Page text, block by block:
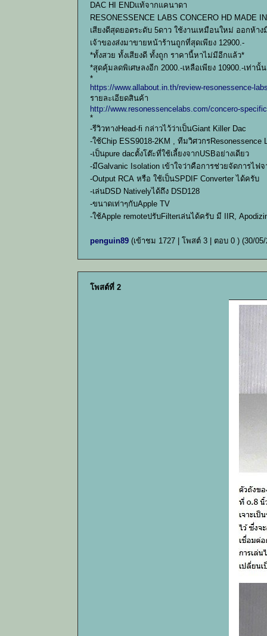
DAC HI ENDแท้จากแคนาดา
RESONESSENCE LABS CONCERO HD MADE
เสียงดีสุดยอดระดับ 5ดาว ใช้งานเหมือนใหม่ ออกห้าง
เจ้าของส่งมาขายหน้าร้านถูกที่สุดเพียง 12900.-
*ทั้งสวย ทั้งเสียงดี ทั้งถูก ราคานี้หาไม่มีอีกแล้ว*
*สุดคุ้มลดพิเศษลงอีก 2000.-เหลือเพียง 10900.-เท่านั้น
*
https://www.allabout.in.th/review-resonessence-
รายละเอียดสินค้า
http://www.resonessencelabs.com/concero-
*
-รีวิวทางHead-fi กล่าวไว้ว่าเป็นGiant Killer Dac
-ใช้Chip ESS9018-2KM , ทีมวิศวกร
-เป็นpure dacตั้งโต๊ะที่ใช้เลี้ยงจากUSBอย่างเดียว
-มีGalvanic Isolation เข้าใจว่าคือการช่วยจัดการไฟ
-Output RCA หรือ ใช้เป็นSPDIF Converter ได้ครับ
-เล่นDSD Nativelyได้ถึง DSD128
-ขนาดเท่าๆกับApple TV
-ใช้Apple remoteปรับFilterเล่นได้ครับ มี IIR,
penguin89 (เข้าชม 1727 | โพสต์ 3 | ตอบ 0 ) (30/
โพสต์ที่ 2